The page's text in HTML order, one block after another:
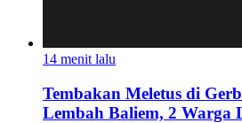
14 menit lalu
Tembakan Meletus di
Lembah Baliem, 2 Warga